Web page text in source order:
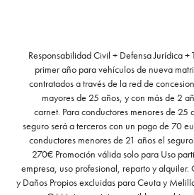
Responsabilidad Civil + Defensa Jurídica +
primer año para vehículos de nueva
contratados a través de la red de
mayores de 25 años, y con más de 2
carnet. Para conductores menores de
seguro será a terceros con un pago de 70
conductores menores de 21 años el
270€ Promoción válida solo para Uso
empresa, uso profesional, reparto y alquiler.
y Daños Propios excluidas para Ceuta y